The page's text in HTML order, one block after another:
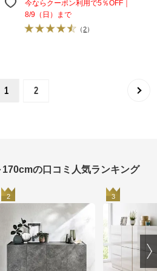
今ならクーポン利用で5％OFF｜
8/9（日）まで
（2）
1 2
の口コミ人気ランキング
2 3